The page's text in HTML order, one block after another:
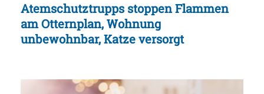
Atemschutztrupps stoppen Flammen
am Otternplan, Wohnung
unbewohnbar, Katze versorgt